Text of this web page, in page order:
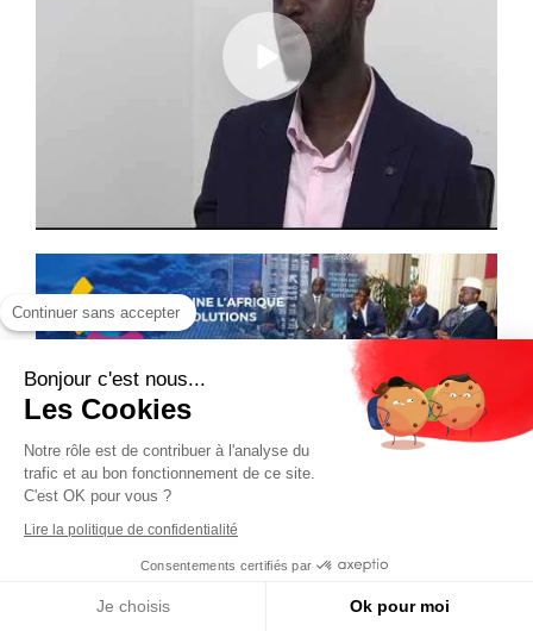
Continuer sans accepter
Bonjour c'est nous...
Les Cookies
Notre rôle est de contribuer à l'analyse du
trafic et au bon fonctionnement de ce site.
C'est OK pour vous ?
Lire la politique de confidentialité
Consentements certifiés par
Je choisis Ok pour moi